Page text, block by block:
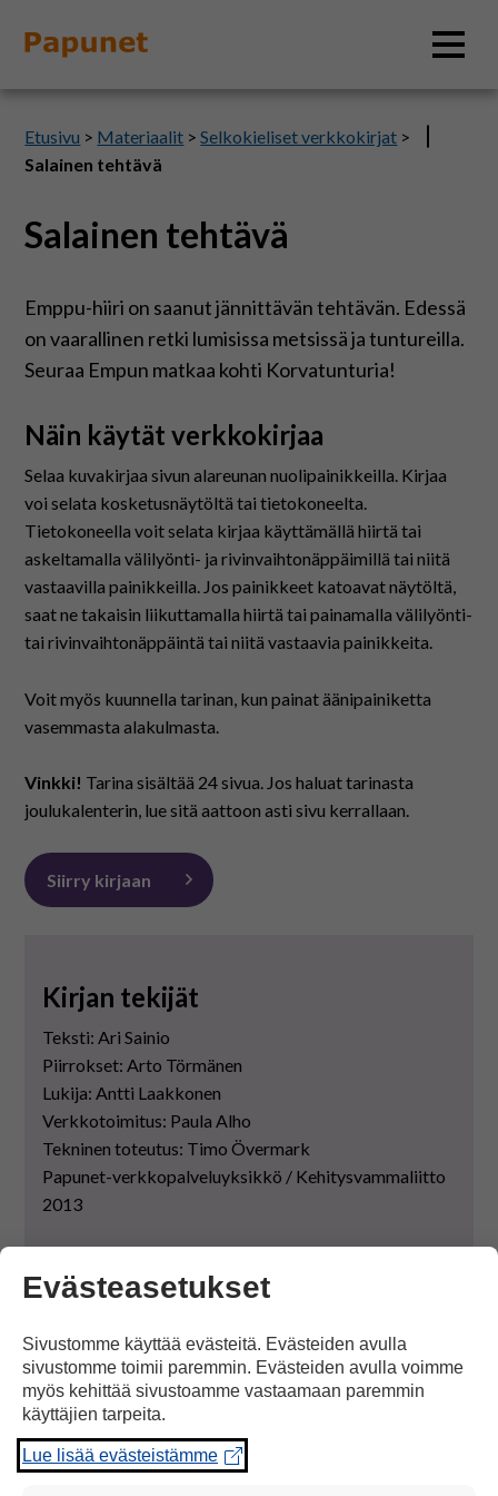
Tietoa
Materiaalit
Kuvatyökalut
Saavutettavuus
På svenska
In English
Etusivu > Materiaalit >Selkokieliset verkkokirjat >
Salainen tehtävä
Salainen tehtävä
Emppu-hiiri on saanut jännittävän tehtävän. Edessä
on vaarallinen retki lumisissa metsissä ja tuntureilla.
Seuraa Empun matkaa kohti Korvatunturia!
Näin käytät verkkokirjaa
Selaa kuvakirjaa sivun alareunan nuolipainikkeilla. Kirjaa
voi selata kosketusnäytöltä tai tietokoneelta.
Tietokoneella voit selata kirjaa käyttämällä hiirtä tai
askeltamalla välilyönti- ja rivinvaihtonäppäimillä tai niitä
vastaavilla painikkeilla. Jos painikkeet katoavat näytöltä,
saat ne takaisin liikuttamalla hiirtä tai painamalla välilyönti-
tai rivinvaihtonäppäintä tai niitä vastaavia painikkeita.
Voit myös kuunnella tarinan, kun painat äänipainiketta
vasemmasta alakulmasta.
Vinkki! Tarina sisältää 24 sivua. Jos haluat tarinasta
joulukalenterin, lue sitä aattoon asti sivu kerrallaan.
Siirry kirjaan
Kirjan tekijät
Teksti: Ari Sainio
Piirrokset: Arto Törmänen
Lukija: Antti Laakkonen
Verkkotoimitus: Paula Alho
Tekninen toteutus: Timo Övermark
Papunet-verkkopalveluyksikkö / Kehitysvammaliitto
2013
VERKKOKIRJA
Sivu päivitetty: 2.1.2025
Evästeasetukset
Sivustomme käyttää evästeitä. Evästeiden avulla
sivustomme toimii paremmin. Evästeiden avulla voimme
myös kehittää sivustoamme vastaamaan paremmin
käyttäjien tarpeita.
Lue lisää evästeistämme